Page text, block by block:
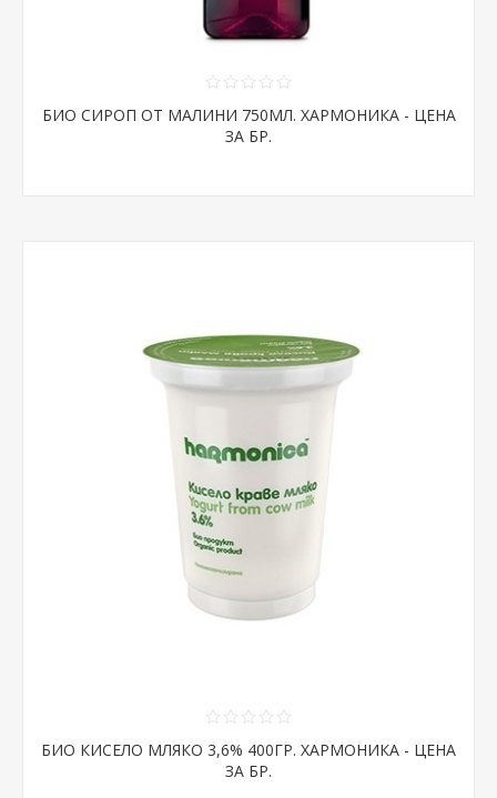
БИО СИРОП ОТ МАЛИНИ 750МЛ. ХАРМОНИКА - ЦЕНА
ЗА БР.
БИО КИСЕЛО МЛЯКО 3,6% 400ГР. ХАРМОНИКА - ЦЕНА
ЗА БР.